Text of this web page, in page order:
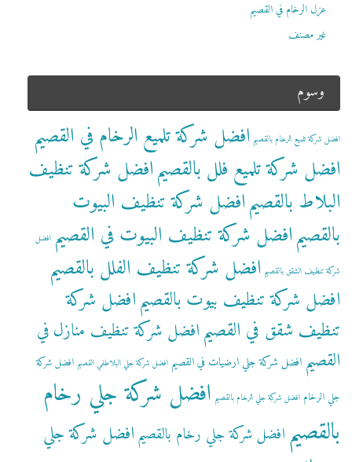
عزل الرخام في القصيم
غير مصنف
وسوم
افضل شركة تلميع الرخام بالقصيم افضل شركة تلميع الرخام في القصيم
افضل شركة تلميع فلل بالقصيمافضل شركة تنظيف
البلاط بالقصيمافضل شركة تنظيف البيوت
بالقصيمافضل شركة تنظيف البيوت في القصيم افضل
شركة تنظيف الشقق بالقصيم افضل شركة تنظيف الفلل بالقصيم
افضل شركة تنظيف بيوت بالقصيمافضل شركة
تنظيف شقق في القصيمافضل شركة تنظيف منازل في
القصيم افضل شركة جلي ارضيات في القصيم افضل شركة جلي البلاطفي القصيم افضل شركة
جلي الرخام افضل شركة جلي الرخام بالقصيم افضل شركة جلي رخام
بالقصيم افضل شركة جلي رخام بالقصيمافضل شركة جلي